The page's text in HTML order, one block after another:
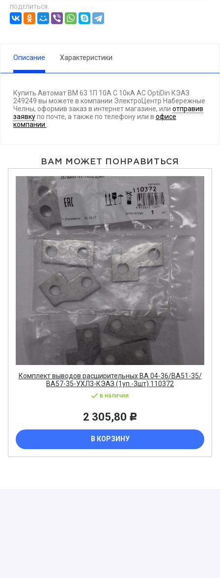
ПОДЕЛИТЬСЯ:
Описание Характеристики
Купить Автомат BM 63 1П 10А C 10кА AC OptiDin КЭАЗ
249249 вы можете в компании ЭлектроЦентр Набережные
Челны, оформив заказ в интернет магазине, или отправив
заявкупо почте, а также по телефонуили в офисе
компании
ВАМ МОЖЕТ ПОНРАВИТЬСЯ
Комплект выводов расширительных ВА 04-36/ВА51-35/
ВА57-35-УХЛ3-КЭАЗ (1уп.-3шт) 110372
в наличии
2 305,80 Р
В КОРЗИНУ